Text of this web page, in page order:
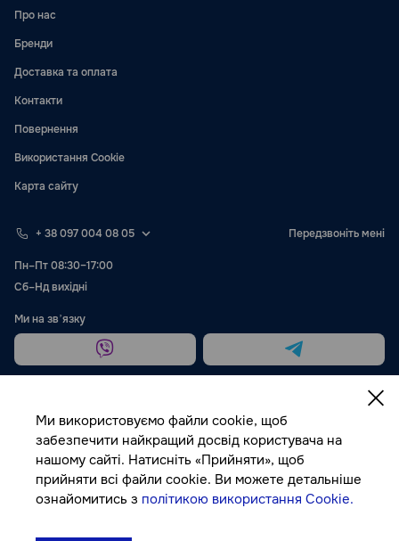
Про нас
Бренди
Доставка та оплата
Контакти
Повернення
Використання Cookie
Карта сайту
+ 38 097 004 08 05 Передзвоніть мені
Пн–Пт 08:30–17:00
Сб–Нд вихідні
Ми на звʼязку
© Autocolor, 2026
Публічна оферта
Ми використовуємо файли cookie, щоб
забезпечити найкращий досвід користувача на
нашому сайті. Натисніть «Прийняти», щоб
прийняти всі файли cookie. Ви можете детальніше
ознайомитись з політикою використання Cookie.